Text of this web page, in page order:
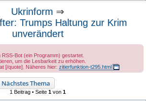
Ukrinform ⇒
Trumps Haltung zur Krim
unverändert
Bot (ein Programm) gestartet.
um die Lesbarkeit zu erhöhen.
[/quote]. Näheres hier: zitierfunktion-t295.html
Nächstes Thema
1 Beitrag • Seite 1 von 1